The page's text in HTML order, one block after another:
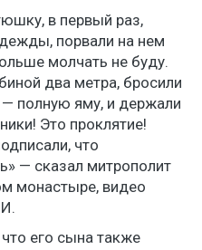
в первый раз,
порвали на нем
молчать не буду.
два метра, бросили
— полную яму, и держали
Это проклятие!
что
— сказал митрополит
монастыре, видео
его сына также